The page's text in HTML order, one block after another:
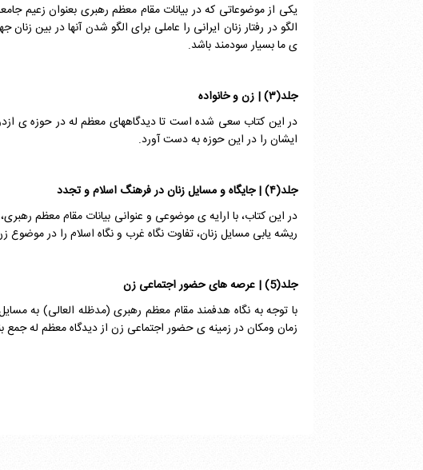
یکی از موضوعاتی که در بیانات مقام معظم رهبری بعنوان زعیم
الگو در رفتار زنان ایرانی را عاملی برای الگو شدن آنها در بین
ی ما بسیار سودمند باشد.
جلد(۳) | زن و خانواده
در این کتاب سعی شده است تا دیدگاه­های معظم له در حوزه ی
ایشان را در این حوزه به دست آورد.
جلد(۴) |جایگاه و مسایل زنان در فرهنگ اسلام و تجدد
در این کتاب، با ارایه ی موضوعی و عنوانی بیانات مقام معظم
ریشه یابی مسایل زنان، تفاوت نگاه غرب و نگاه اسلام را در موضوع
جلد(5) | عرصه های حضور اجتماعی زن
با توجه به نگاه هدفمند مقام معظم رهبری (مدظله العالی) به
زمان ومکان در زمینه ی حضور اجتماعی زن از دیدگاه معظم له جمع